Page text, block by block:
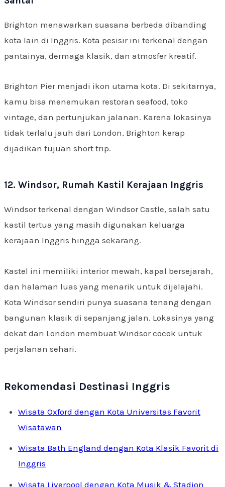
Brighton menawarkan suasana berbeda dibanding
kota lain di Inggris. Kota pesisir ini terkenal dengan
pantainya, dermaga klasik, dan atmosfer kreatif.
Brighton Pier menjadi ikon utama kota. Di sekitarnya,
kamu bisa menemukan restoran seafood, toko
vintage, dan pertunjukan jalanan. Karena lokasinya
tidak terlalu jauh dari London, Brighton kerap
dijadikan tujuan short trip.
12. Windsor, Rumah Kastil Kerajaan Inggris
Windsor terkenal dengan Windsor Castle, salah satu
kastil tertua yang masih digunakan keluarga
kerajaan Inggris hingga sekarang.
Kastel ini memiliki interior mewah, kapal bersejarah,
dan halaman luas yang menarik untuk dijelajahi.
Kota Windsor sendiri punya suasana tenang dengan
bangunan klasik di sepanjang jalan. Lokasinya yang
dekat dari London membuat Windsor cocok untuk
perjalanan sehari.
Rekomendasi Destinasi Inggris
Wisata Oxford dengan Kota Universitas Favorit
Wisatawan
Wisata Bath England dengan Kota Klasik Favorit di
Inggris
Wisata Liverpool dengan Kota Musik & Stadion